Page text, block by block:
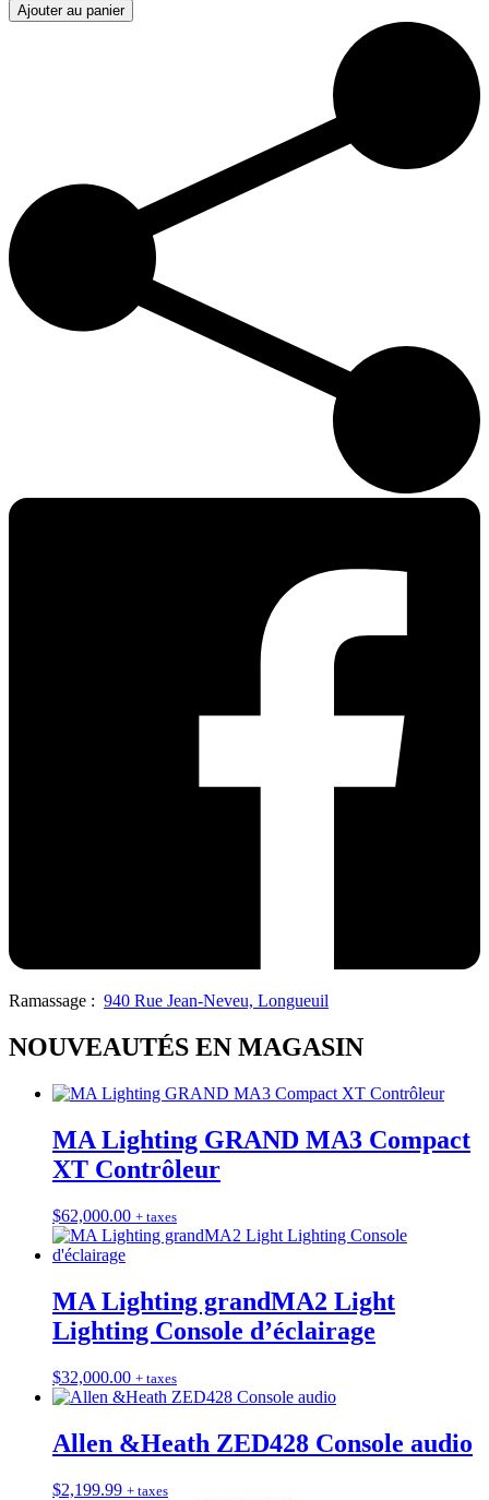
Ajouter au panier
Ramassage : 940 Rue Jean-Neveu, Longueuil
NOUVEAUTÉS EN MAGASIN
MA Lighting GRAND MA3 Compact
XT Contrôleur
$62,000.00 + taxes
MA Lighting grandMA2 Light
Lighting Console d’éclairage
$32,000.00 + taxes
Allen &Heath ZED428 Console audio
$2,199.99 + taxes